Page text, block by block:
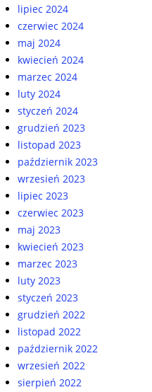
lipiec 2024
czerwiec 2024
maj 2024
kwiecień 2024
marzec 2024
luty 2024
styczeń 2024
grudzień 2023
listopad 2023
październik 2023
wrzesień 2023
lipiec 2023
czerwiec 2023
maj 2023
kwiecień 2023
marzec 2023
luty 2023
styczeń 2023
grudzień 2022
listopad 2022
październik 2022
wrzesień 2022
sierpień 2022